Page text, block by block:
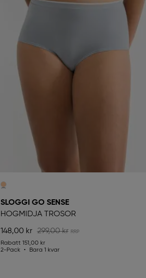
SLOGGI GO SENSE
HÖGMIDJA TROSOR
148,00 kr 299,00 kr
Rabatt 151,00 kr
2-Pack
Bara 1 kvar